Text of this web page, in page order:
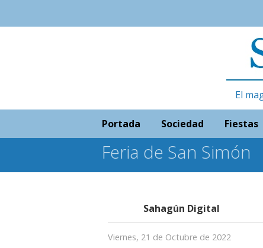
El
Portada Sociedad Fiestas
Feria de San Simón
Sahagún Digital
Viernes, 21 de Octubre de 2022